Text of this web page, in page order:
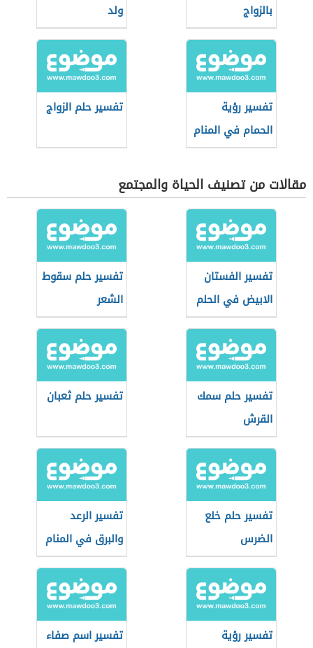
بالزواج
ولد
تفسير رؤية
الحمام في المنام
تفسير حلم الزواج
مقالات من تصنيف الحياة والمجتمع
تفسير الفستان
الابيض في الحلم
تفسير حلم سقوط
الشعر
تفسير حلم سمك
القرش
تفسير حلم ثعبان
تفسير حلم خلع
الضرس
تفسير الرعد
والبرق في المنام
تفسير رؤية
تفسير اسم صفاء